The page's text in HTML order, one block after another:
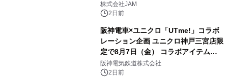
GR 4車種の FUNBOO(ミニカー)付き
メニューが展開されます
株式会社JAM
2日前
阪神電車×ユニクロ「UTme!」コラボ
レーション企画 ユニクロ神戸三宮店限
定で8月7日（金） コラボアイテムが
発売決定！
阪神電気鉄道株式会社
2日前